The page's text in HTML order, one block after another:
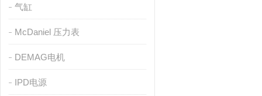
气缸
McDaniel 压力表
DEMAG电机
IPD电源